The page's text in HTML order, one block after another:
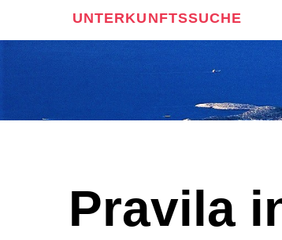
UNTERKUNFTSSUCHE
Pravila